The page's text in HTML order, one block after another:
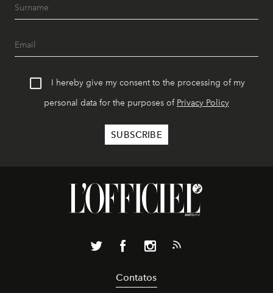
I hereby give my consent to the processing of my
personal data for the purposes of Privacy Policy
Contatos